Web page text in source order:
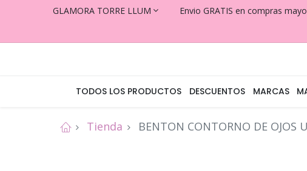
GLAMORA TORRE LLUM Envio GRATIS en compras
TODOS LOS PRODUCTOS DESCUENTOS MARCAS
Tienda BENTON CONTORNO DE OJOS